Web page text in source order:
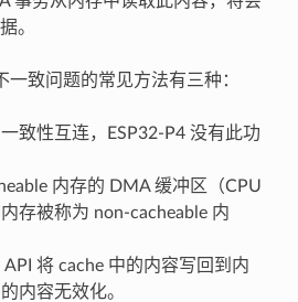
。
一致问题的常见方法有三种：
致性互连，ESP32-P4 没有此功
内存的 DMA 缓冲区（CPU
存被称为 non-cacheable 内
将 cache 中的内容写回到内
内容无效化。